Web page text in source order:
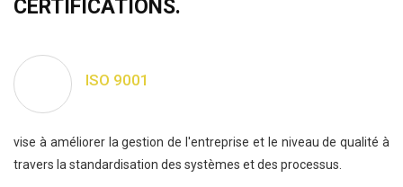
CERTIFICATIONS.
ISO 9001
vise à améliorer la gestion de l'entreprise et le niveau de qualité à
travers la standardisation des systèmes et des processus.